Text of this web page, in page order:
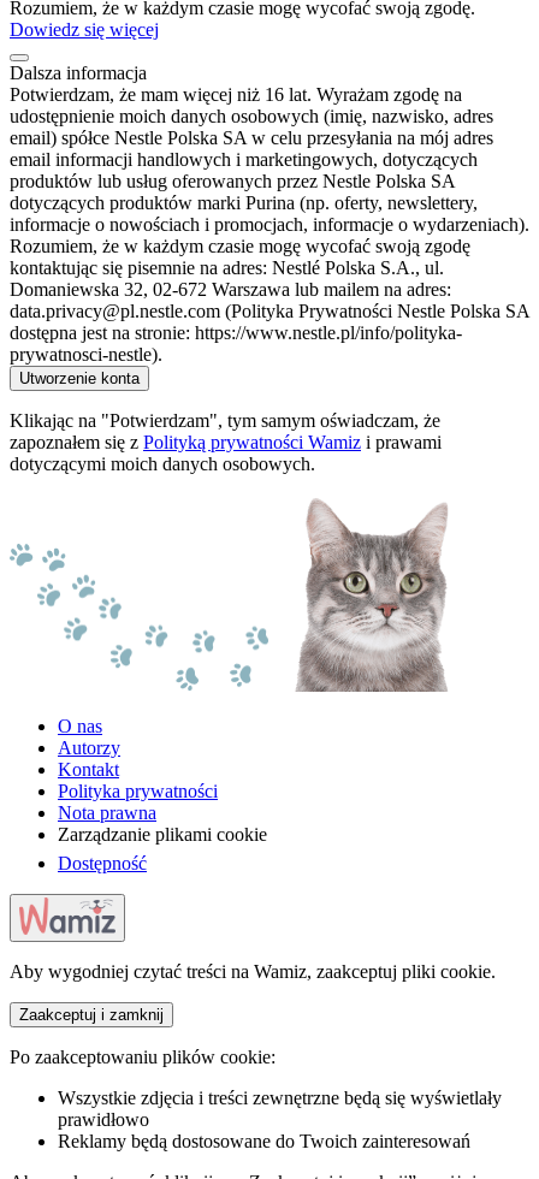
Rozumiem, że w każdym czasie mogę wycofać swoją zgodę.
Dowiedz się więcej
Dalsza informacja
Potwierdzam, że mam więcej niż 16 lat. Wyrażam zgodę na
udostępnienie moich danych osobowych (imię, nazwisko, adres
email) spółce Nestle Polska SA w celu przesyłania na mój adres
email informacji handlowych i marketingowych, dotyczących
produktów lub usług oferowanych przez Nestle Polska SA
dotyczących produktów marki Purina (np. oferty, newslettery,
informacje o nowościach i promocjach, informacje o wydarzeniach).
Rozumiem, że w każdym czasie mogę wycofać swoją zgodę
kontaktując się pisemnie na adres: Nestlé Polska S.A., ul.
Domaniewska 32, 02-672 Warszawa lub mailem na adres:
data.privacy@pl.nestle.com (Polityka Prywatności Nestle Polska SA
dostępna jest na stronie: https://www.nestle.pl/info/polityka-
prywatnosci-nestle).
Utworzenie konta
Klikając na "Potwierdzam", tym samym oświadczam, że
zapoznałem się z Polityką prywatności Wamiz i prawami
dotyczącymi moich danych osobowych.
O nas
Autorzy
Kontakt
Polityka prywatności
Nota prawna
Zarządzanie plikami cookie
Dostępność
Aby wygodniej czytać treści na Wamiz, zaakceptuj pliki cookie.
Zaakceptuj i zamknij
Po zaakceptowaniu plików cookie:
Wszystkie zdjęcia i treści zewnętrzne będą się wyświetlały
prawidłowo
Reklamy będą dostosowane do Twoich zainteresowań